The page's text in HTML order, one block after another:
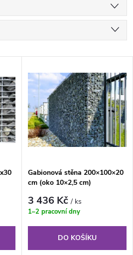
Gabionová stěna 200×100×20
cm (oko 10×2,5 cm)
3 436 Kč/ ks
1–2 pracovní dny
DO KOŠÍKU